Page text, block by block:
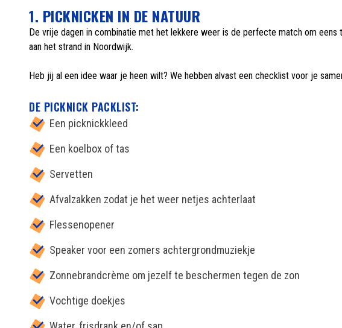
1. PICKNICKEN IN DE NATUUR
De vrije dagen in combinatie met het lekkere weer is de perfecte match om
aan het strand in Noordwijk.
Heb jij al een idee waar je heen wilt? We hebben alvast een checklist voor je
DE PICKNICK PACKLIST:
Een picknickkleed
Een koelbox of tas
Servetten
Afvalzakken zodat je het weer netjes achterlaat
Flessenopener
Speaker voor een zomers achtergrondmuziekje
Zonnebrandcrème om jezelf te beschermen tegen de zon
Vochtige doekjes